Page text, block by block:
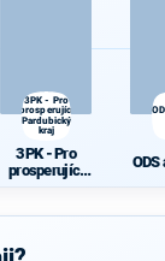
3PK - Pro
prosperující
Pardubický
kraj
3PK - Pro
prosperující
ODS